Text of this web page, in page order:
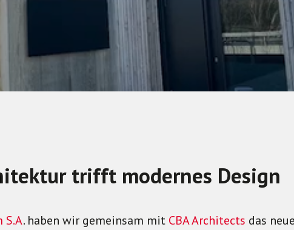
trifft modernes Design
S.A. haben wir gemeinsam mit CBA Architects das